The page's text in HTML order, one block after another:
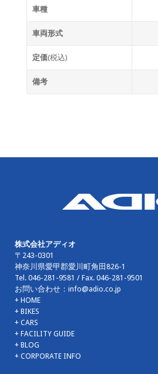
車種
車両形式
定価(税込)
備考
株式会社アディオ
〒243-0301
神奈川県愛甲郡愛川町角田826-1
Tel.046-281-9581 / Fax.046-281-9501
お問い合わせ：info@adio.co.jp
+ HOME
+ BIKES
+ CARS
+ FACILITY GUIDE
+ BLOG
+ CORPORATE INFO